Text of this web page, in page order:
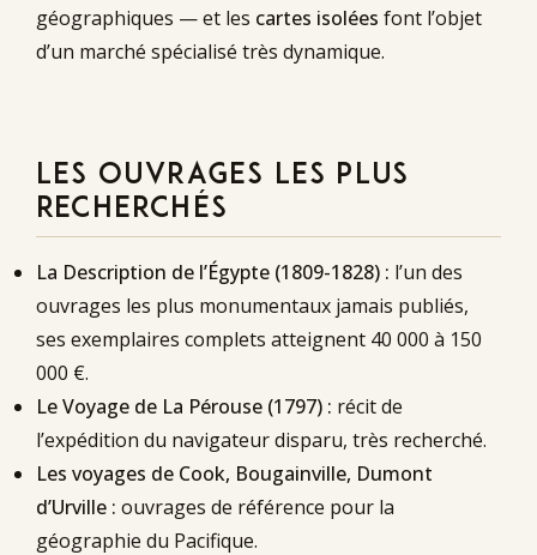
géographiques — et les cartes isolées font l’objet
d’un marché spécialisé très dynamique.
LES OUVRAGES LES PLUS
RECHERCHÉS
La Description de l’Égypte (1809-1828) : l’un des
ouvrages les plus monumentaux jamais publiés,
ses exemplaires complets atteignent 40 000 à 150
000 €.
Le Voyage de La Pérouse (1797) : récit de
l’expédition du navigateur disparu, très recherché.
Les voyages de Cook, Bougainville, Dumont
d’Urville : ouvrages de référence pour la
géographie du Pacifique.